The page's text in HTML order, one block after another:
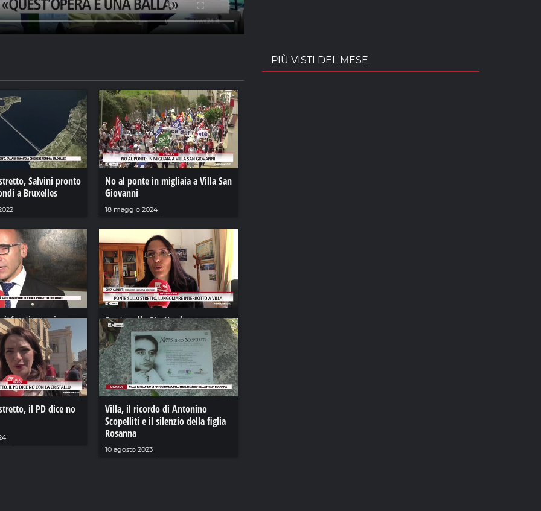
Salvini pronto
a Bruxelles
No al ponte in migliaia a Villa San
Giovanni
18 maggio 2024
anticorruzione
del ponte
Ponte sullo Stretto, lungomare
interrotto a Villa
24 febbraio 2024
il PD dice no
Villa, il ricordo di Antonino
Scopelliti e il silenzio della figlia
Rosanna
10 agosto 2023
PIÙ VISTI DEL MESE